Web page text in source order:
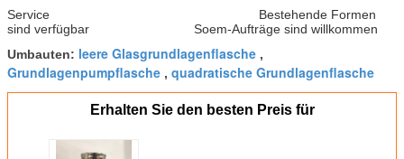
Service Bestehende Formen
sind verfügbar Soem-Aufträge sind willkommen
Umbauten: leere Glasgrundlagenflasche ,
Grundlagenpumpflasche , quadratische Grundlagenflasche
Erhalten Sie den besten Preis für